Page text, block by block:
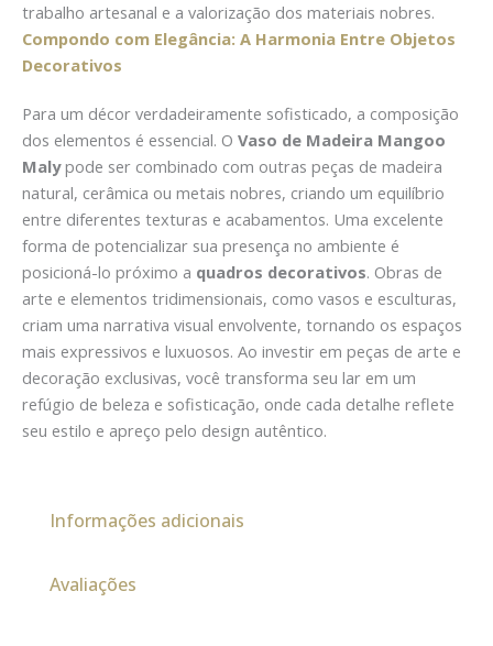
Informações adicionais
Avaliações
trabalho artesanal e a valorização dos materiais nobres.
Compondo com Elegância: A Harmonia Entre Objetos
Decorativos
Para um décor verdadeiramente sofisticado, a composição
dos elementos é essencial. O Vaso de Madeira Mangoo
Malypode ser combinado com outras peças de madeira
natural, cerâmica ou metais nobres, criando um equilíbrio
entre diferentes texturas e acabamentos. Uma excelente
forma de potencializar sua presença no ambiente é
posicioná-lo próximo a quadros decorativos. Obras de
arte e elementos tridimensionais, como vasos e esculturas,
criam uma narrativa visual envolvente, tornando os espaços
mais expressivos e luxuosos. Ao investir em peças de arte e
decoração exclusivas, você transforma seu lar em um
refúgio de beleza e sofisticação, onde cada detalhe reflete
seu estilo e apreço pelo design autêntico.